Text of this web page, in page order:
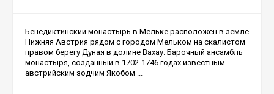
Бенедиктинский монастырь в Мельке расположен в земле
Нижняя Австрия рядом с городом Мельком на скалистом
правом берегу Дуная в долине Вахау. Барочный ансамбль
монастыря, созданный в 1702-1746 годах известным
австрийским зодчим Якобом ...